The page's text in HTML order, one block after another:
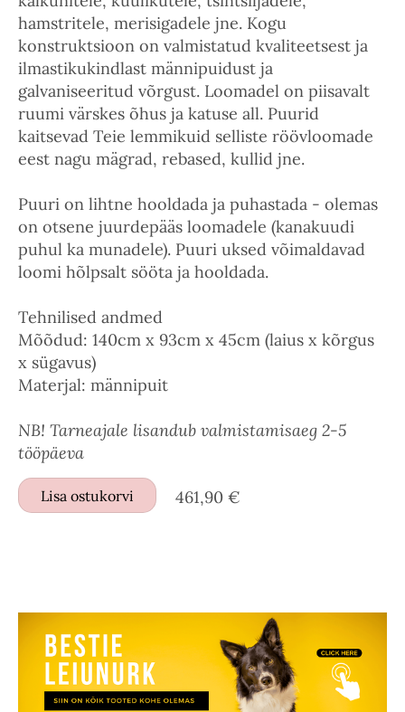
hamstritele, merisigadele jne. Kogu
konstruktsioon on valmistatud kvaliteetsest ja
ilmastikukindlast männipuidust ja
galvaniseeritud võrgust. Loomadel on piisavalt
ruumi värskes õhus ja katuse all. Puurid
kaitsevad Teie lemmikuid selliste röövloomade
eest nagu mägrad, rebased, kullid jne.
Puuri on lihtne hooldada ja puhastada - olemas
on otsene juurdepääs loomadele (kanakuudi
puhul ka munadele). Puuri uksed võimaldavad
loomi hõlpsalt sööta ja hooldada.
Tehnilised andmed
Mõõdud: 140cm x 93cm x 45cm (laius x kõrgus
x sügavus)
Materjal: männipuit
NB! Tarneajale lisandub valmistamisaeg 2-5
tööpäeva
Lisa ostukorvi 461,90 €